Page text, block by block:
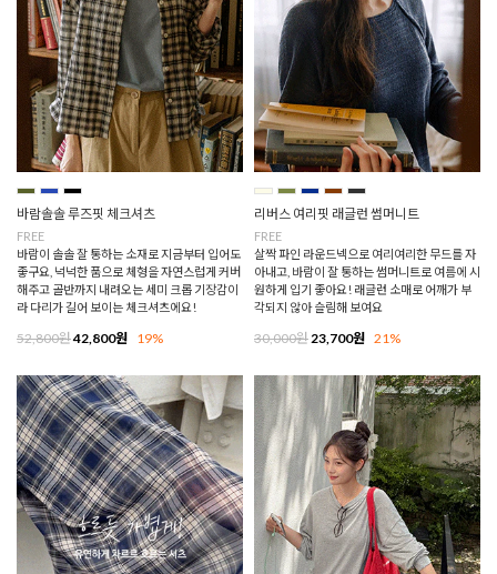
바람솔솔 루즈핏 체크셔츠
FREE
바람이 솔솔 잘 통하는 소재로 지금부터 입어도
좋구요, 넉넉한 품으로 체형을 자연스럽게 커버
해주고 골반까지 내려오는 세미 크롭 기장감이
라 다리가 길어 보이는 체크셔츠에요!
52,800원42,800원 19%
리버스 여리핏 래글런 썸머니트
FREE
살짝 파인 라운드넥으로 여리여리한 무드를 자
아내고, 바람이 잘 통하는 썸머니트로 여름에 시
원하게 입기 좋아요! 래글런 소매로 어깨가 부
각되지 않아 슬림해 보여요
30,000원 23,700원 21%